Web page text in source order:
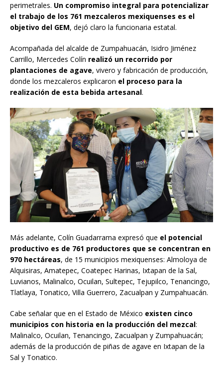
perimetrales. Un compromiso integral para potencializar
el trabajo de los 761 mezcaleros mexiquenses es el
objetivo del GEM, dejó claro la funcionaria estatal.
Acompañada del alcalde de Zumpahuacán, Isidro Jiménez
Carrillo, Mercedes Colín realizó un recorrido por
plantaciones de agave, vivero y fabricación de producción,
donde los mezcaleros explicaron el proceso para la
realización de esta bebida artesanal.
Más adelante, Colín Guadarrama expresó que el potencial
productivo es de 761 productores que se concentran en
970 hectáreas, de 15 municipios mexiquenses: Almoloya de
Alquisiras, Amatepec, Coatepec Harinas, Ixtapan de la Sal,
Luvianos, Malinalco, Ocuilan, Sultepec, Tejupilco, Tenancingo,
Tlatlaya, Tonatico, Villa Guerrero, Zacualpan y Zumpahuacán.
Cabe señalar que en el Estado de México existen cinco
municipios con historia en la producción del mezcal:
Malinalco, Ocuilan, Tenancingo, Zacualpan y Zumpahuacán;
además de la producción de piñas de agave en Ixtapan de la
Sal y Tonatico.